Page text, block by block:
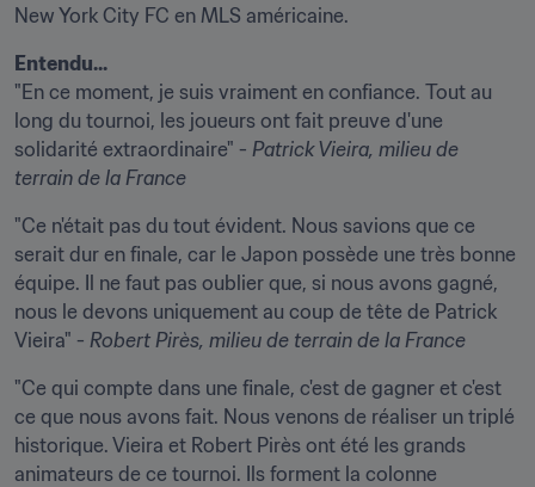
New York City FC en MLS américaine.
Entendu...
"En ce moment, je suis vraiment en confiance. Tout au
long du tournoi, les joueurs ont fait preuve d'une
solidarité extraordinaire" - Patrick Vieira, milieu de
terrain de la France
"Ce n'était pas du tout évident. Nous savions que ce
serait dur en finale, car le Japon possède une très bonne
équipe. Il ne faut pas oublier que, si nous avons gagné,
nous le devons uniquement au coup de tête de Patrick
Vieira" - Robert Pirès, milieu de terrain de la France
"Ce qui compte dans une finale, c'est de gagner et c'est
ce que nous avons fait. Nous venons de réaliser un triplé
historique. Vieira et Robert Pirès ont été les grands
animateurs de ce tournoi. Ils forment la colonne